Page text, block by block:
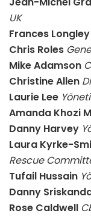
UK
Frances Longley
Chris Roles
Mike Adamson
Christine Allen
Laurie Lee
Amanda Khozi
Danny Harvey
Laura Kyrke-
Rescue
Tufail Hussain
Danny
Rose Caldwell